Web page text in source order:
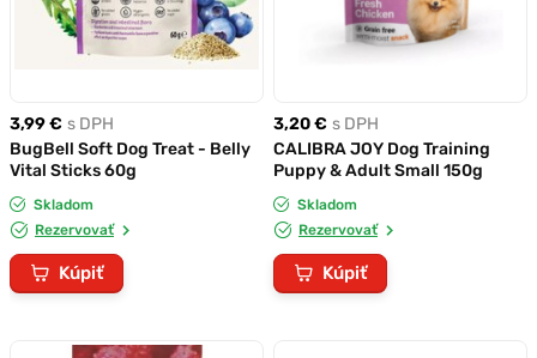
3,99 € s DPH
BugBell Soft Dog Treat - Belly
Vital Sticks 60g
Skladom
Rezervovať
Kúpiť
3,20 € s DPH
CALIBRA JOY Dog Training
Puppy & Adult Small 150g
Skladom
Rezervovať
Kúpiť